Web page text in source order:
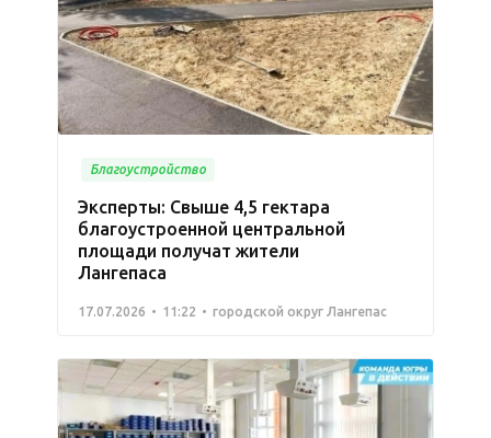
Благоустройство
Эксперты: Свыше 4,5 гектара
благоустроенной центральной
площади получат жители
Лангепаса
17.07.2026 11:22 городской округ Лангепас